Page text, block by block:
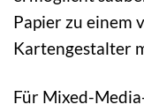
Papier zu einem
Kartengestalter
Für Mixed-